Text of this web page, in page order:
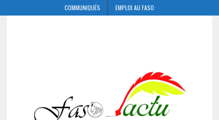
COMMUNIQUÉS EMPLOI AU FASO